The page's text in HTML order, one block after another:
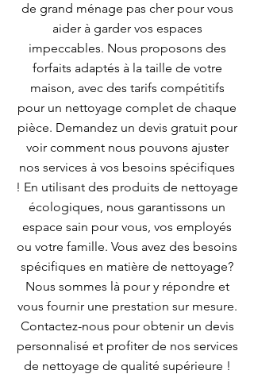
de grand ménage pas cher pour vous
aider à garder vos espaces
impeccables. Nous proposons des
forfaits adaptés à la taille de votre
maison, avec des tarifs compétitifs
pour un nettoyage complet de chaque
pièce. Demandez un devis gratuit pour
voir comment nous pouvons ajuster
nos services à vos besoins spécifiques
! En utilisant des produits de nettoyage
écologiques, nous garantissons un
espace sain pour vous, vos employés
ou votre famille. Vous avez des besoins
spécifiques en matière de nettoyage?
Nous sommes là pour y répondre et
vous fournir une prestation sur mesure.
Contactez-nous pour obtenir un devis
personnalisé et profiter de nos services
de nettoyage de qualité supérieure !